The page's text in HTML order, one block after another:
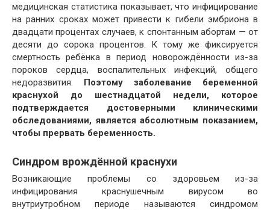
медицинская статистика показывает, что инфицирование
на ранних сроках может привести к гибели эмбриона в
двадцати процентах случаев, к спонтанным абортам — от
десяти до сорока процентов. К тому же фиксируется
смертность ребёнка в период новорождённости из-за
пороков сердца, воспалительных инфекций, общего
недоразвития. Поэтому заболевание беременной
краснухой до шестнадцатой недели, которое
подтверждается достоверными клиническими
обследованиями, является абсолютным показанием,
чтобы прервать беременность.
Синдром врождённой краснухи
Возникающие проблемы со здоровьем из-за
инфицирования краснушечным вирусом во
внутриутробном периоде называются синдромом